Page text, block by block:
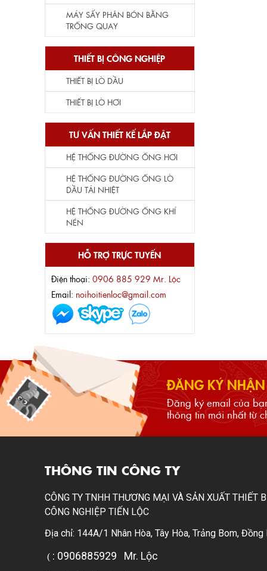
MÁY SẤY PHÂN BÓN BẰNG
TRỐNG QUAY
THIẾT BỊ CÔNG NGHIỆP
THIẾT BỊ LÒ DẦU
THIẾT BỊ LÒ HƠI
TƯ VẤN THIẾT KẾ LẮP ĐẶT
HỆ THỐNG ĐƯỜNG ỐNG HƠI
HỆ THỐNG ĐƯỜNG ỐNG LÒ
DẦU TẢI NHIỆT
HỆ THỐNG ĐƯỜNG ỐNG KHÍ
NÉN
HỖ TRỢ TRỰC TUYẾN
Điện thoại: 0906 885 929 Mr. Lộc
Email: noihoitienloc@gmail.com
ĐĂNG KÝ
Đăng ký email của
thông tin mới nhất từ
THÔNG TIN CÔNG TY
CÔNG TY TNHH THƯƠNG MẠI VÀ SẢN XUẤT THIẾT
CÔNG NGHIỆP TIẾN LỘC
Địa chỉ: 144A/1 Nhân Hòa, Tây Hòa, Trảng Bom, Đồng
(: 0906885929 Mr. Lộc